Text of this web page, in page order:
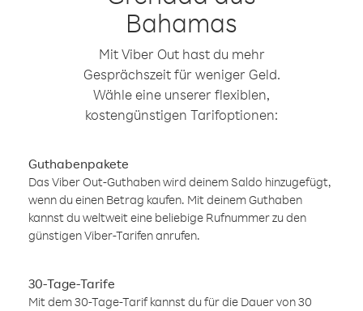
Bahamas
Mit Viber Out hast du mehr
Gesprächszeit für weniger Geld.
Wähle eine unserer flexiblen,
kostengünstigen Tarifoptionen:
Guthabenpakete
Das Viber Out-Guthaben wird deinem Saldo hinzugefügt,
wenn du einen Betrag kaufen. Mit deinem Guthaben
kannst du weltweit eine beliebige Rufnummer zu den
günstigen Viber-Tarifen anrufen.
30-Tage-Tarife
Mit dem 30-Tage-Tarif kannst du für die Dauer von 30